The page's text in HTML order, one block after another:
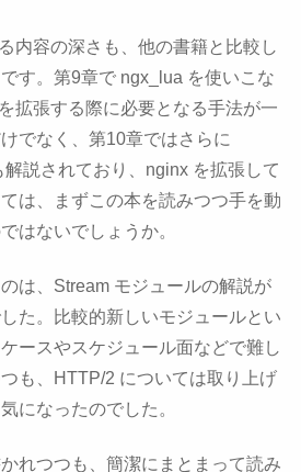
内容の深さも、他の書籍と比較し
す。第9章で ngx_lua を使いこな
拡張する際に必要となる手法が一
でなく、第10章ではさらに
解説されており、nginx を拡張して
は、まずこの本を読みつつ手を動
はないでしょうか。
は、Stream モジュールの解説が
た。比較的新しいモジュールとい
ースやスケジュール面などで難し
も、HTTP/2 については取り上げ
になったのでした。
れつつも、簡潔にまとまって読み